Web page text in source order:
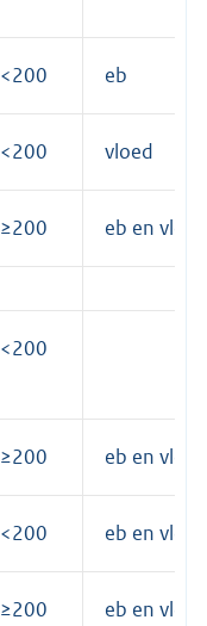
<200 eb
<200 vloed
≥200 eb en vloed
<200
≥200 eb en vloed
<200 eb en vloed
≥200 eb en vloed